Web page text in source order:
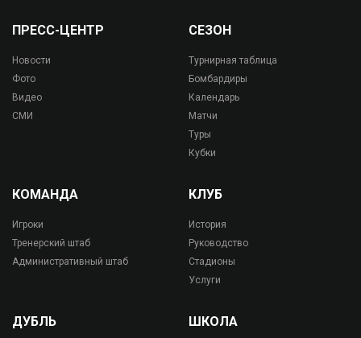
ПРЕСС-ЦЕНТР
Новости
Фото
Видео
СМИ
СЕЗОН
Турнирная таблица
Бомбардиры
Календарь
Матчи
Туры
Кубки
КОМАНДА
Игроки
Тренерский штаб
Административный штаб
КЛУБ
История
Руководство
Стадионы
Услуги
ДУБЛЬ ШКОЛА